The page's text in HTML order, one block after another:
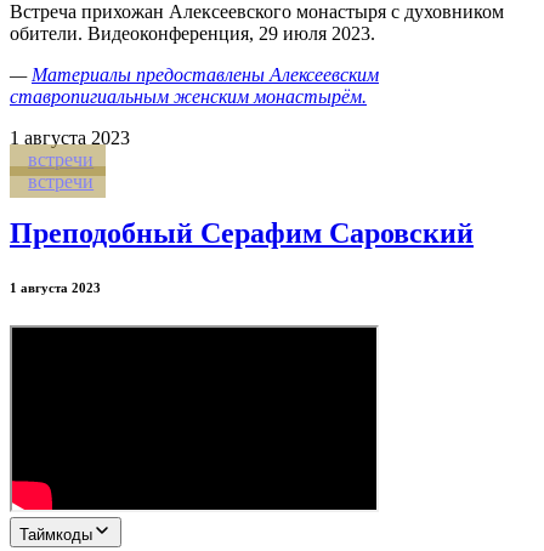
Встреча прихожан Алексеевского монастыря с духовником
обители. Видеоконференция, 29 июля 2023.
— Материалы предоставлены Алексеевским
ставропигиальным женским монастырём.
1 августа 2023
встречи
встречи
Преподобный Серафим Саровский
1 августа 2023
Таймкоды